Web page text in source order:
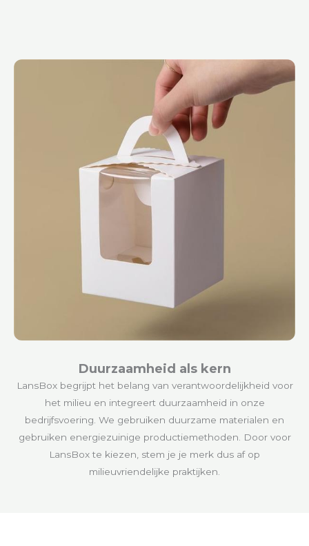
Duurzaamheid als kern
LansBox begrijpt het belang van verantwoordelijkheid voor
het milieu en integreert duurzaamheid in onze
bedrijfsvoering. We gebruiken duurzame materialen en
gebruiken energiezuinige productiemethoden. Door voor
LansBox te kiezen, stem je je merk dus af op
milieuvriendelijke praktijken.